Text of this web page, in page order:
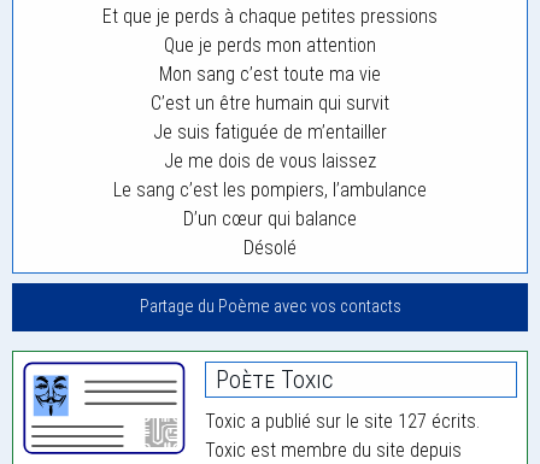
Et que je perds à chaque petites pressions
Que je perds mon attention
Mon sang c’est toute ma vie
C’est un être humain qui survit
Je suis fatiguée de m’entailler
Je me dois de vous laissez
Le sang c’est les pompiers, l’ambulance
D’un cœur qui balance
Désolé
Partage du Poème avec vos contacts
Poète Toxic
Toxic a publié sur le site 127 écrits.
Toxic est membre du site depuis